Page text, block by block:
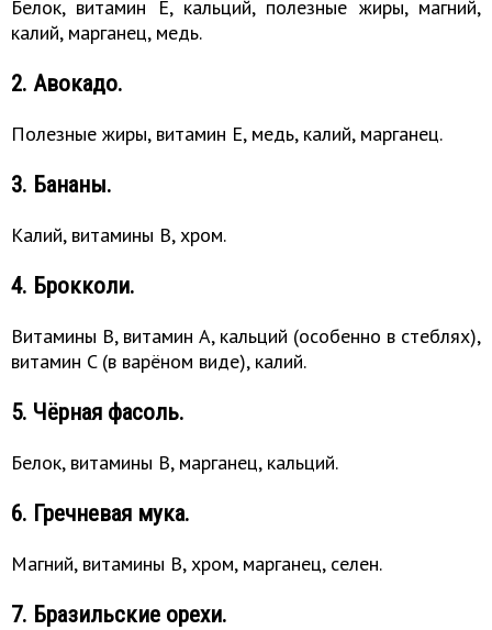
Белок, витамин E, кальций, полезные жиры, магний,
калий, марганец, медь.
2. Авокадо.
Полезные жиры, витамин E, медь, калий, марганец.
3. Бананы.
Калий, витамины B, хром.
4. Брокколи.
Витамины B, витамин A, кальций (особенно в стеблях),
витамин C (в варёном виде), калий.
5. Чёрная фасоль.
Белок, витамины B, марганец, кальций.
6. Гречневая мука.
Магний, витамины B, хром, марганец, селен.
7. Бразильские орехи.